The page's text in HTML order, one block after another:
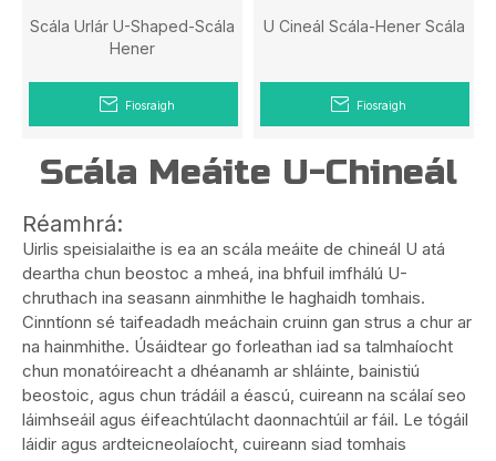
Scála Urlár U-Shaped-Scála
Hener
Fiosraigh
U Cineál Scála-Hener Scála
Fiosraigh
Scála Meáite U-Chineál
Réamhrá:
Uirlis speisialaithe is ea an scála meáite de chineál U atá
deartha chun beostoc a mheá, ina bhfuil imfhálú U-
chruthach ina seasann ainmhithe le haghaidh tomhais.
Cinntíonn sé taifeadadh meáchain cruinn gan strus a chur ar
na hainmhithe. Úsáidtear go forleathan iad sa talmhaíocht
chun monatóireacht a dhéanamh ar shláinte, bainistiú
beostoic, agus chun trádáil a éascú, cuireann na scálaí seo
láimhseáil agus éifeachtúlacht daonnachtúil ar fáil. Le tógáil
láidir agus ardteicneolaíocht, cuireann siad tomhais